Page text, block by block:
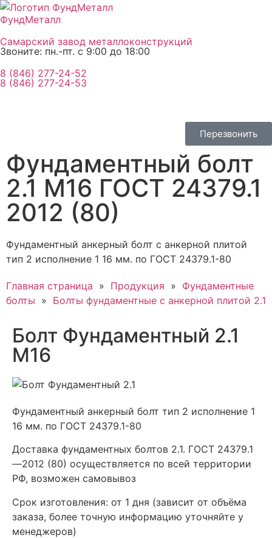
ФундМеталл
Самарский завод металлоконструкций
Звоните: пн.-пт. с 9:00 до 18:00
8 (846) 277-24-52
8 (846) 277-24-53
Перезвонить
Фундаментный болт
2.1 М16 ГОСТ 24379.1
2012 (80)
Фундаментный анкерный болт с анкерной плитой
тип 2 исполнение 1 16 мм. по ГОСТ 24379.1-80
Главная страница » Продукция » Фундаментные
болты » Болты фундаментные с анкерной плитой 2.1
Болт Фундаментный 2.1
М16
Фундаментный анкерный болт тип 2 исполнение 1
16 мм. по ГОСТ 24379.1-80
Доставка фундаментных болтов 2.1. ГОСТ 24379.1
—2012 (80) осуществляется по всей территории
РФ, возможен самовывоз
Срок изготовления: от 1 дня (зависит от объёма
заказа, более точную информацию уточняйте у
менеджеров)